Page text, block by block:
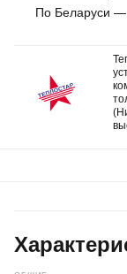
По Беларуси —